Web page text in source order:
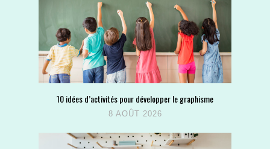
10 idées d’activités pour développer le graphisme
8 AOÛT 2026